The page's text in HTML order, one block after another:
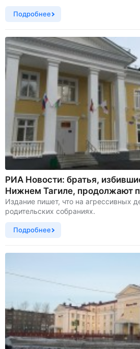
Подробнее
РИА Новости: братья,
Нижнем Тагиле, продолжают
Издание пишет, что на агрессивных
родительских собраниях.
Подробнее